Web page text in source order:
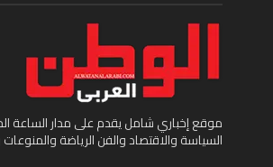
موقع إخباري شامل يقدم على مدار الساعة
السياسة والاقتصاد والفن الرياضة